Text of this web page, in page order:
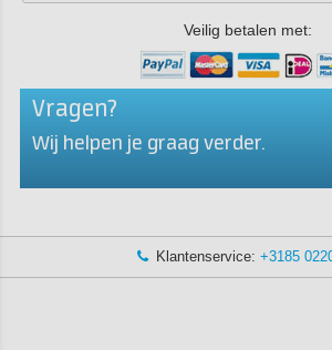
Veilig betalen met:
Vragen?
Wij helpen je graag verder.
Klantenservice: +3185